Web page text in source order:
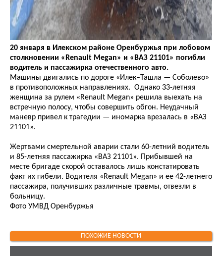
20 января в Илекском районе Оренбуржья при лобовом
столкновении «Renault Megan» и «ВАЗ 21101» погибли
водитель и пассажирка отечественного авто.
Машины двигались по дороге «Илек–Ташла — Соболево»
в противоположных направлениях. Однако 33-летняя
женщина за рулем «Renault Megan» решила выехать на
встречную полосу, чтобы совершить обгон. Неудачный
маневр привел к трагедии — иномарка врезалась в «ВАЗ
21101».
Жертвами смертельной аварии стали 60-летний водитель
и 85-летняя пассажирка «ВАЗ 21101». Прибывшей на
месте бригаде скорой оставалось лишь констатировать
факт их гибели. Водителя «Renault Megan» и ее 42-летнего
пассажира, получивших различные травмы, отвезли в
больницу.
Фото УМВД Оренбуржья
ПОХОЖИЕ НОВОСТИ